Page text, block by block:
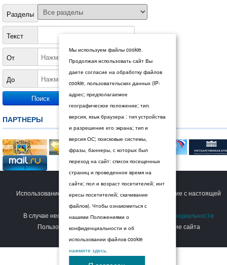
Разделы
Текст
От
До
ПАРТНЕРЫ
© 2026 Дума Ставропольского края.
Использование сайта Пользователем означает согласие с настоящей
Политикой конфиденциальности
В случае несогласия с условиямиПолитики конфиденциальности
Пользователь должен прекратить использование сайта
Мы используем файлы cookie.
Продолжая использовать сайт Вы
даете согласие на обработку файлов
cookie, пользовательских данных (IP-
адрес; предполагаемое
географическое положение; тип.
версия, язык браузера : тип устройства
и разрешение его экрана; тип и
версия ОС; поисковые системы,
фразы, баннеры, с которых был
переход на сайт: список посещенных
страниц и проведенное время на
сайте; пол и возраст посетителей; инт
ересы посетителей; скачивание
файлов). Чтобы ознакомиться с
нашими Положениями о
конфиденциальности и об
использовании файлов cookie
нажмите здесь.